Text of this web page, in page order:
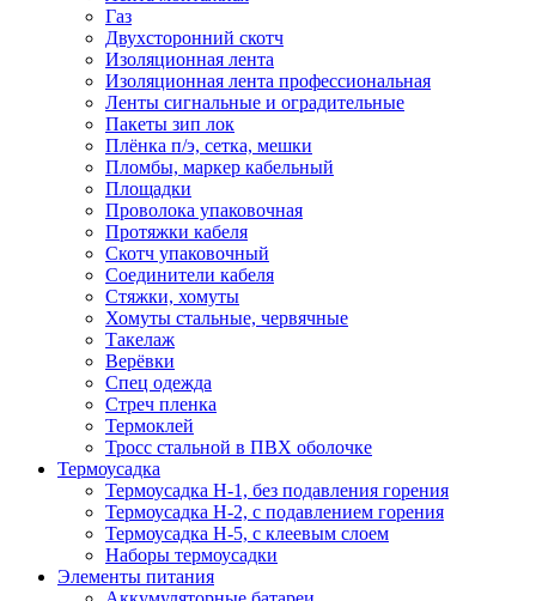
Газ
Двухсторонний скотч
Изоляционная лента
Изоляционная лента профессиональная
Ленты сигнальные и оградительные
Пакеты зип лок
Плёнка п/э, сетка, мешки
Пломбы, маркер кабельный
Площадки
Проволока упаковочная
Протяжки кабеля
Скотч упаковочный
Соединители кабеля
Стяжки, хомуты
Хомуты стальные, червячные
Такелаж
Верёвки
Спец одежда
Стреч пленка
Термоклей
Тросс стальной в ПВХ оболочке
Термоусадка
Термоусадка H-1, без подавления горения
Термоусадка H-2, с подавлением горения
Термоусадка H-5, с клеевым слоем
Наборы термоусадки
Элементы питания